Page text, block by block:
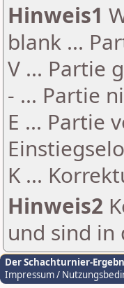
Hinweis1
blank ...
V ... Partie
- ... Partie
E ... Partie
K ...
Hinweis2
und sind in
Der Schachturnier-
Impressum /